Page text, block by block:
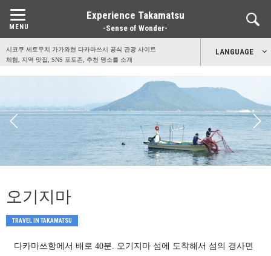
Experience Takamatsu
-Sense of Wonder-
시코쿠 세토우치 가가와현 다카마쓰시 공식 관광 사이트
체험, 지역 맛집, SNS 포토존, 추천 명소를 소개
LANGUAGE
English
中文简体
오기지마
TRAVEL IN TAKAMATSU
다카마쓰항에서 배로 40분. 오기지마 섬에 도착해서 섬의 경사면